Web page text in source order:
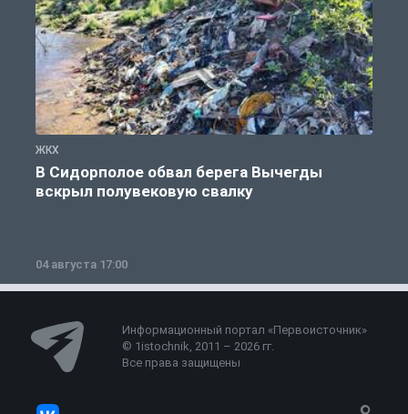
ЖКХ
В Сидорполое обвал берега Вычегды
вскрыл полувековую свалку
04 августа 17:00
Информационный портал «Первоисточник»
© 1istochnik, 2011 – 2026 гг.
Все права защищены